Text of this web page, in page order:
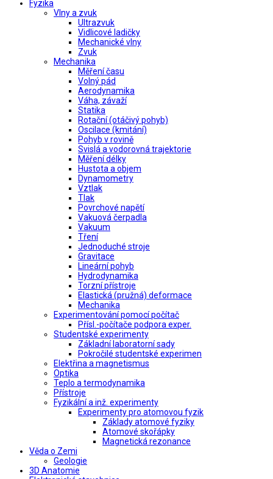
Fyzika
Vlny a zvuk
Ultrazvuk
Vidlicové ladičky
Mechanické vlny
Zvuk
Mechanika
Měření času
Volný pád
Aerodynamika
Váha, závaží
Statika
Rotační (otáčivý pohyb)
Oscilace (kmitání)
Pohyb v rovině
Svislá a vodorovná trajektorie
Měření délky
Hustota a objem
Dynamometry
Vztlak
Tlak
Povrchové napětí
Vakuová čerpadla
Vakuum
Tření
Jednoduché stroje
Gravitace
Lineární pohyb
Hydrodynamika
Torzní přístroje
Elastická (pružná) deformace
Mechanika
Experimentování pomocí počítač
Přísl.-počítače podpora exper.
Studentské experimenty
Základní laboratorní sady
Pokročilé studentské experimen
Elektřina a magnetismus
Optika
Teplo a termodynamika
Přístroje
Fyzikální a inž. experimenty
Experimenty pro atomovou fyzik
Základy atomové fyziky
Atomové skořápky
Magnetická rezonance
Věda o Zemi
Geologie
3D Anatomie